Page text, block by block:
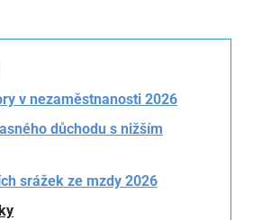
v nezaměstnanosti 2026
důchodu s nižším
srážek ze mzdy 2026